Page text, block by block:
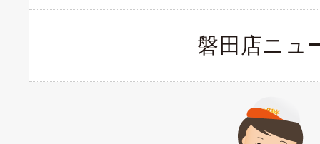
磐田店ニュ